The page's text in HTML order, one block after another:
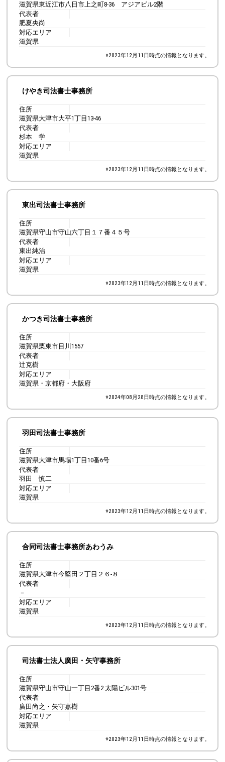
滋賀県東近江市八日市上之町8-36 アジアビル2階
代表者
肥夏央尚
対応エリア
滋賀県
※2023年12月11日時点の情報となります。
けやき司法書士事務所
住所
滋賀県大津市大平1丁目13-46
代表者
杉本 学
対応エリア
滋賀県
※2023年12月11日時点の情報となります。
東出司法書士事務所
住所
滋賀県守山市守山六丁目１７番４５号
代表者
東出純治
対応エリア
滋賀県
※2023年12月11日時点の情報となります。
かつき司法書士事務所
住所
滋賀県栗東市目川1557
代表者
辻克樹
対応エリア
滋賀県・京都府・大阪府
※2024年08月28日時点の情報となります。
羽田司法書士事務所
住所
滋賀県大津市馬場1丁目10番6号
代表者
羽田 慎二
対応エリア
滋賀県
※2023年12月11日時点の情報となります。
合同司法書士事務所あわうみ
住所
滋賀県大津市今堅田２丁目２６-８
代表者
－
対応エリア
滋賀県
※2023年12月11日時点の情報となります。
司法書士法人廣田・矢守事務所
住所
滋賀県守山市守山一丁目2番2 太陽ビル301号
代表者
廣田尚之・矢守嘉樹
対応エリア
滋賀県
※2023年12月11日時点の情報となります。